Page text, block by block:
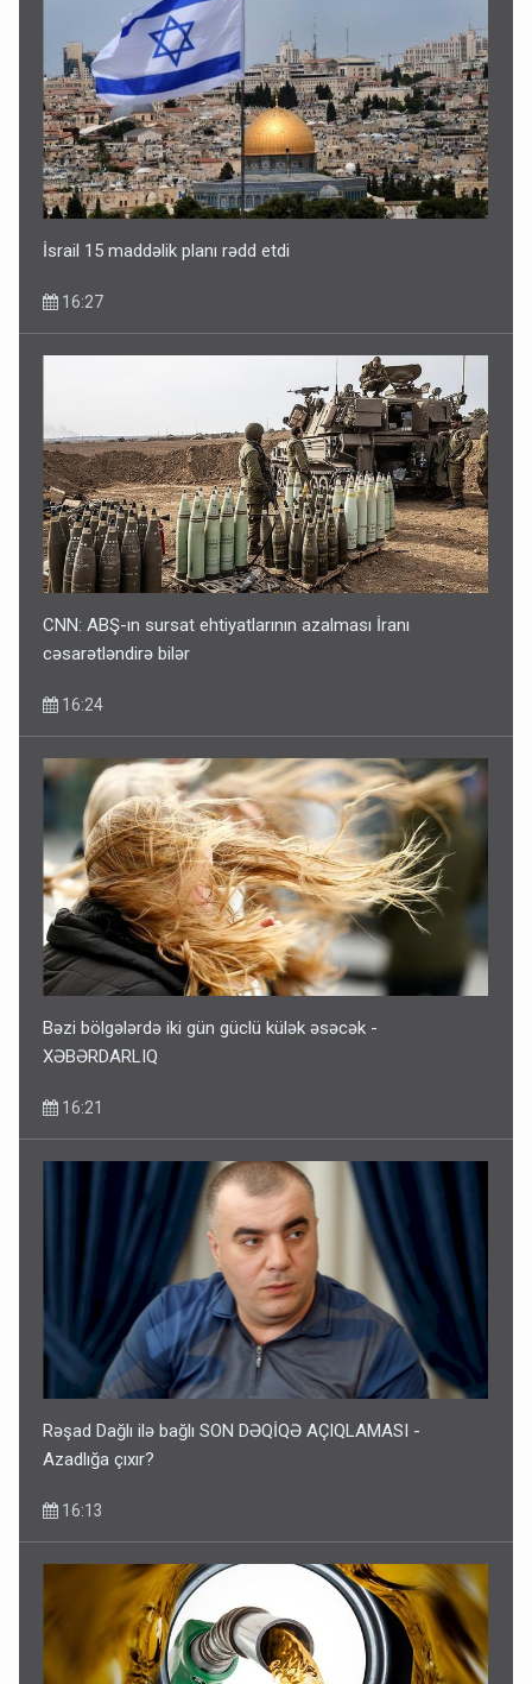
İsrail 15 maddəlik planı rədd etdi
16:27
CNN: ABŞ-ın sursat ehtiyatlarının azalması İranı
cəsarətləndirə bilər
16:24
Bəzi bölgələrdə iki gün güclü külək əsəcək -
XƏBƏRDARLIQ
16:21
Rəşad Dağlı ilə bağlı SON DƏQİQƏ AÇIQLAMASI -
Azadlığa çıxır?
16:13